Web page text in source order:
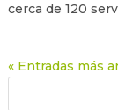
cerca de 120
« Entradas más